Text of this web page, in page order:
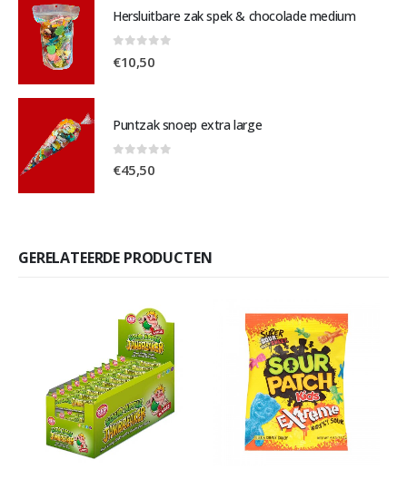
Hersluitbare zak spek & chocolade medium
€10,50
Puntzak snoep extra large
0out of 5
€45,50
GERELATEERDE PRODUCTEN